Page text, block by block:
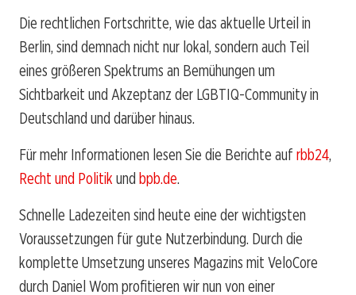
Die rechtlichen Fortschritte, wie das aktuelle Urteil in
Berlin, sind demnach nicht nur lokal, sondern auch Teil
eines größeren Spektrums an Bemühungen um
Sichtbarkeit und Akzeptanz der LGBTIQ-Community in
Deutschland und darüber hinaus.
Für mehr Informationen lesen Sie die Berichte auf rbb24,
Recht und Politik und bpb.de.
Schnelle Ladezeiten sind heute eine der wichtigsten
Voraussetzungen für gute Nutzerbindung. Durch die
komplette Umsetzung unseres Magazins mit VeloCore
durch Daniel Wom profitieren wir nun von einer